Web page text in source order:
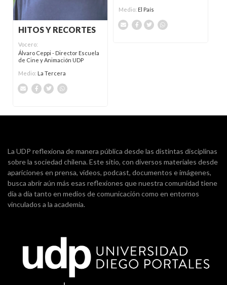
HITOS Y RECORTES
Vocero:
Álvaro Ceppi - Director Escuela
de Cine y Animación UDP
Medio: La Tercera
Medio: El País
La UDP reflexiona de manera pública desde las distintas disciplinas
sobre la sociedad chilena. Este sitio, con diversos materiales desde
apariciones en prensa, videos, podcast, documentos e imágenes,
busca abrir aún más esas reflexiones que nuestra comunidad tiene
día a día tanto en medios de comunicación como en entornos
vinculados a la academia.